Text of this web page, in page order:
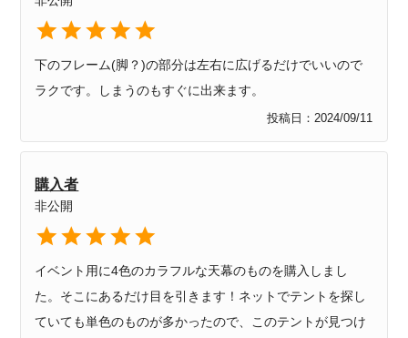
投稿日 2024/09/11
下のフレーム(脚？)の部分は左右に広げるだけでいいので
ラクです。しまうのもすぐに出来ます。
購入者
非公開
イベント用に4色のカラフルな天幕のものを購入しまし
た。そこにあるだけ目を引きます！ネットでテントを探し
ていても単色のものが多かったので、このテントが見つけ